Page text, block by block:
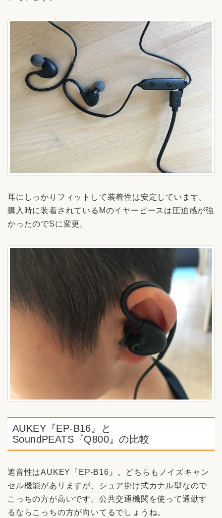
耳にしっかりフィットして装着性は安定しています。
購入時に装着されているMのイヤーピースは圧迫感が強
かったのでSに変更。
AUKEY『EP-B16』と
SoundPEATS『Q800』の比較
遮音性はAUKEY『EP-B16』。どちらもノイズキャン
セル機能があリますが、シュア掛け式カナル型なので
こっちの方が高いです。公共交通機関を使って通勤す
るならこっちの方が向いてるでしょうね。